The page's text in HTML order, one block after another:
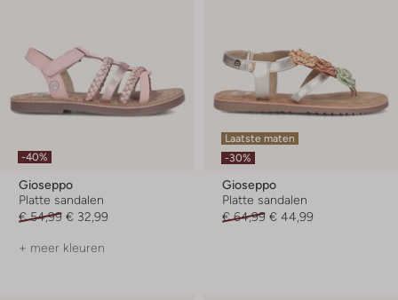
-40%
Gioseppo
Platte sandalen
€ 54,99 € 32,99
+ meer kleuren
Laatste maten
-30%
Gioseppo
Platte sandalen
€ 64,99 € 44,99